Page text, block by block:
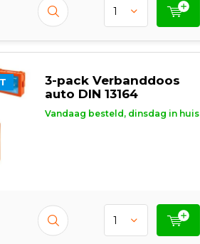
3-pack Verbanddoos
auto DIN 13164
Vandaag besteld, dinsdag in huis